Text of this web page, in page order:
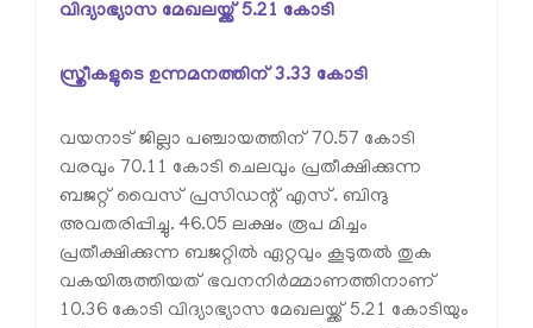
വിദ്യാഭ്യാസ മേഖലയ്ക്ക് 5.21 കോടി
സ്ത്രീകളുടെ ഉന്നമനത്തിന് 3.33 കോടി
വയനാട് ജില്ലാ പഞ്ചായത്തിന് 70.57 കോടി
വരവും 70.11 കോടി ചെലവും പ്രതീക്ഷിക്കുന്ന
ബജറ്റ് വൈസ് പ്രസിഡന്റ് എസ്. ബിന്ദു
അവതരിപ്പിച്ചു. 46.05 ലക്ഷം രൂപ മിച്ചം
പ്രതീക്ഷിക്കുന്ന ബജറ്റില്‍ ഏറ്റവും കൂടുതല്‍ തുക
വകയിരുത്തിയത് ഭവനനിര്‍മ്മാണത്തിനാണ്
10.36 കോടി വിദ്യാഭ്യാസ മേഖലയ്ക്ക് 5.21 കോടിയും